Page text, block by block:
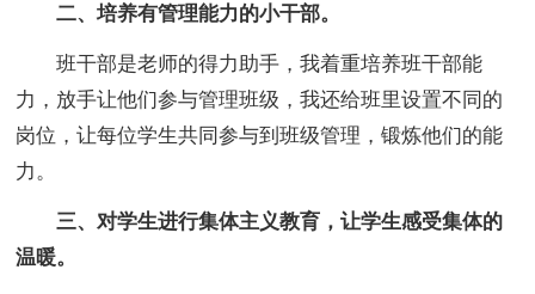
二、培养有管理能力的小干部。
班干部是老师的得力助手，我着重培养班干部能
力，放手让他们参与管理班级，我还给班里设置不同的
岗位，让每位学生共同参与到班级管理，锻炼他们的能
力。
三、对学生进行集体主义教育，让学生感受集体的
温暖。